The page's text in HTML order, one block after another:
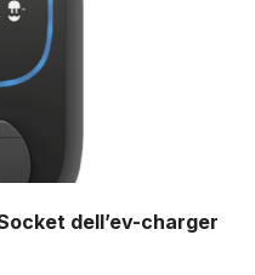
dell’ev-charger